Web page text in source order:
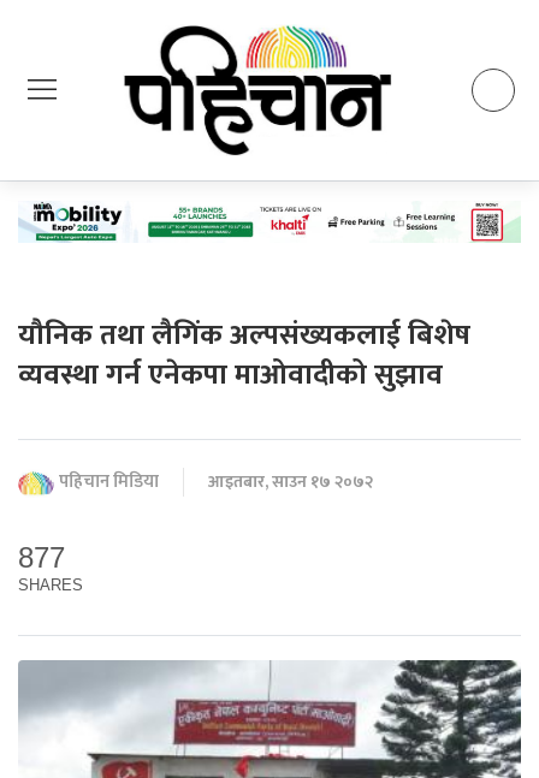
यौनिक तथा लैगिंक अल्पसंख्यकलाई बिशेष
व्यवस्था गर्न एनेकपा माओवादीको सुझाव
पहिचान मिडिया आइतबार, साउन १७ २०७२
877
SHARES